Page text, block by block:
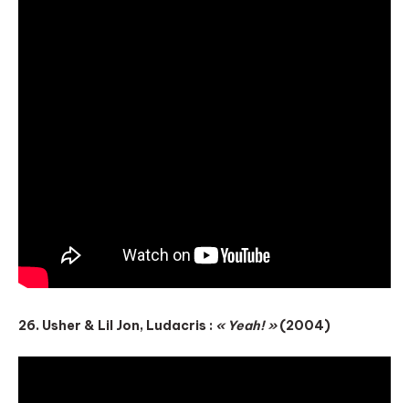
26. Usher & Lil Jon, Ludacris : « Yeah! »(2004)